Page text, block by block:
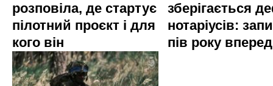
розповіла, де стартує
пілотний проєкт і для
кого він
зберігається
нотаріусів:
пів року вперед